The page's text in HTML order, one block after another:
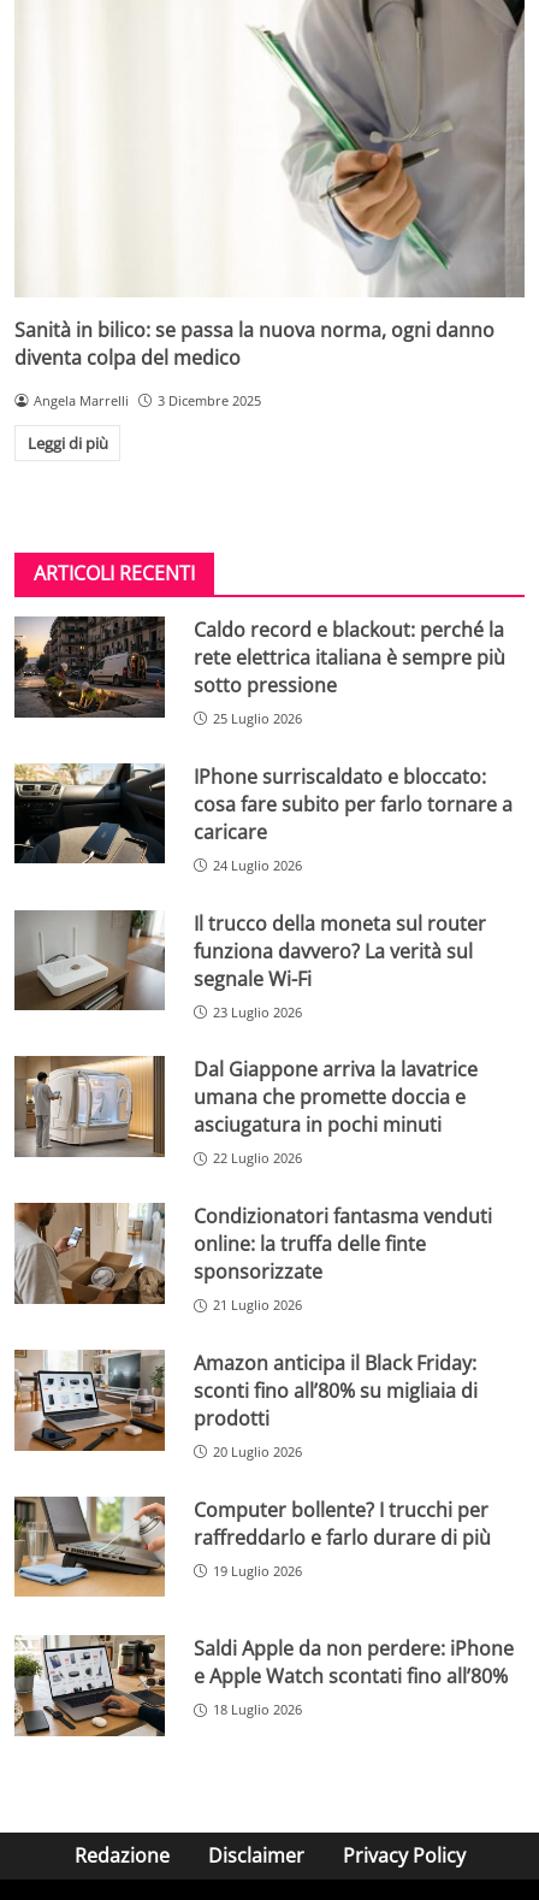
Sanità in bilico: se passa la nuova norma, ogni danno
diventa colpa del medico
Angela Marrelli 3 Dicembre 2025
Leggi di più
ARTICOLI RECENTI
Caldo record e blackout: perché la
rete elettrica italiana è sempre più
sotto pressione
25 Luglio 2026
IPhone surriscaldato e bloccato:
cosa fare subito per farlo tornare a
caricare
24 Luglio 2026
Il trucco della moneta sul router
funziona davvero? La verità sul
segnale Wi-Fi
23 Luglio 2026
Dal Giappone arriva la lavatrice
umana che promette doccia e
asciugatura in pochi minuti
22 Luglio 2026
Condizionatori fantasma venduti
online: la truffa delle finte
sponsorizzate
21 Luglio 2026
Amazon anticipa il Black Friday:
sconti fino all’80% su migliaia di
prodotti
20 Luglio 2026
Computer bollente? I trucchi per
raffreddarlo e farlo durare di più
19 Luglio 2026
Saldi Apple da non perdere: iPhone
e Apple Watch scontati fino all’80%
18 Luglio 2026
Redazione Disclaimer Privacy Policy